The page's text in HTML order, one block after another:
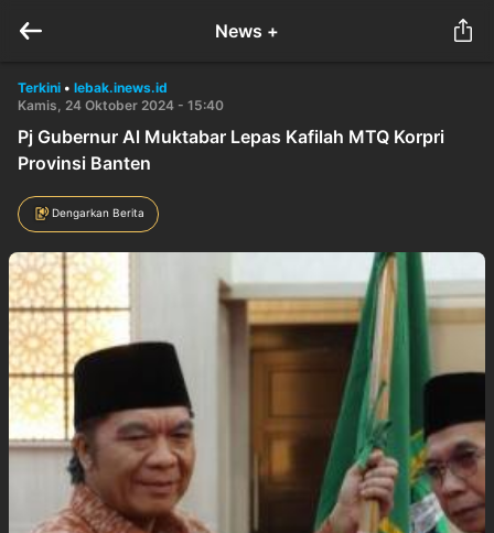
News +
Terkini • lebak.inews.id
Kamis, 24 Oktober 2024 - 15:40
Pj Gubernur Al Muktabar Lepas Kafilah MTQ Korpri
Provinsi Banten
Dengarkan Berita